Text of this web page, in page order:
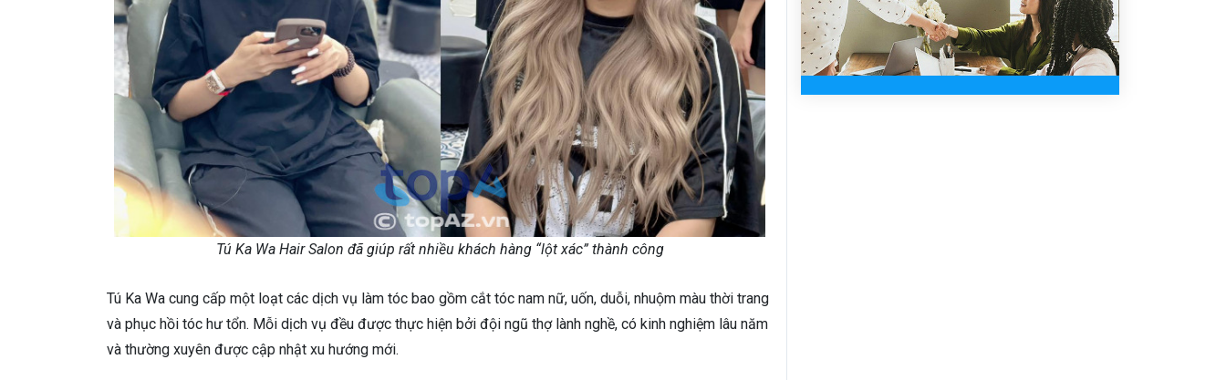
Tú Ka Wa Hair Salon đã giúp rất nhiều khách hàng “lột xác” thành công
Tú Ka Wa cung cấp một loạt các dịch vụ làm tóc bao gồm cắt tóc nam nữ, uốn, duỗi, nhuộm màu thời trang
và phục hồi tóc hư tổn. Mỗi dịch vụ đều được thực hiện bởi đội ngũ thợ lành nghề, có kinh nghiệm lâu năm
và thường xuyên được cập nhật xu hướng mới.